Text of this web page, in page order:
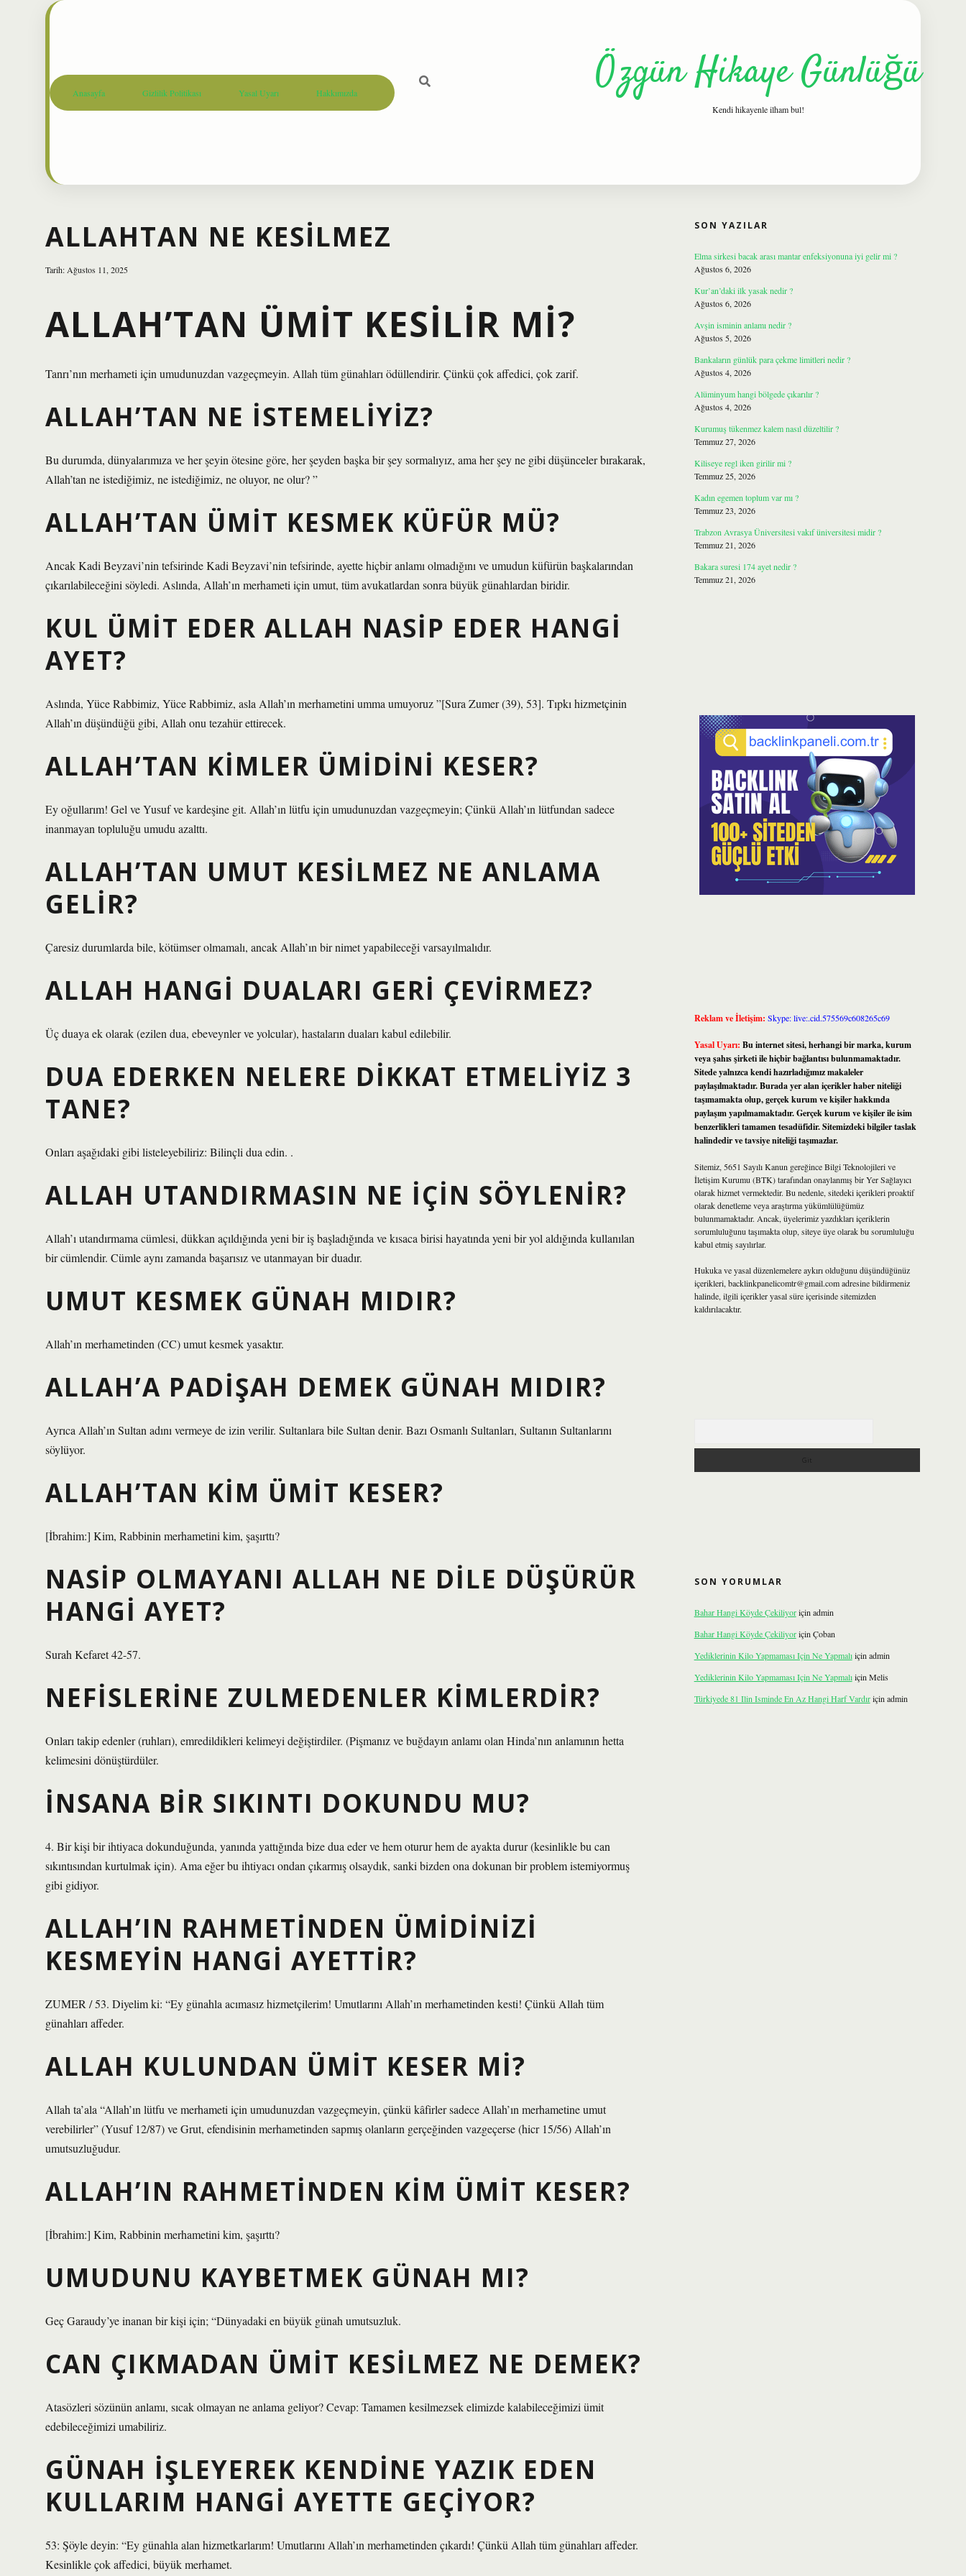
Anasayfa Gizlilik Politikası Yasal Uyarı Hakkımızda Özgün Hikaye Günlüğü
Kendi hikayenle ilham bul!
ALLAHTAN NE KESILMEZ
Tarih: Ağustos 11, 2025
ALLAH’TAN ÜMIT KESILIR MI?
Tanrı’nın merhameti için umudunuzdan vazgeçmeyin. Allah tüm günahları ödüllendirir. Çünkü çok affedici, çok zarif.
ALLAH’TAN NE ISTEMELIYIZ?
Bu durumda, dünyalarımıza ve her şeyin ötesine göre, her şeyden başka bir şey sormalıyız, ama her şey ne gibi düşünceler bırakarak,
Allah’tan ne istediğimiz, ne istediğimiz, ne oluyor, ne olur? ”
ALLAH’TAN ÜMIT KESMEK KÜFÜR MÜ?
Ancak Kadi Beyzavi’nin tefsirinde Kadi Beyzavi’nin tefsirinde, ayette hiçbir anlamı olmadığını ve umudun küfürün başkalarından
çıkarılabileceğini söyledi. Aslında, Allah’ın merhameti için umut, tüm avukatlardan sonra büyük günahlardan biridir.
KUL ÜMIT EDER ALLAH NASIP EDER HANGI
AYET?
Aslında, Yüce Rabbimiz, Yüce Rabbimiz, asla Allah’ın merhametini umma umuyoruz ”[Sura Zumer (39), 53]. Tıpkı hizmetçinin
Allah’ın düşündüğü gibi, Allah onu tezahür ettirecek.
ALLAH’TAN KIMLER ÜMIDINI KESER?
Ey oğullarım! Gel ve Yusuf ve kardeşine git. Allah’ın lütfu için umudunuzdan vazgeçmeyin; Çünkü Allah’ın lütfundan sadece
inanmayan topluluğu umudu azalttı.
ALLAH’TAN UMUT KESILMEZ NE ANLAMA
GELIR?
Çaresiz durumlarda bile, kötümser olmamalı, ancak Allah’ın bir nimet yapabileceği varsayılmalıdır.
ALLAH HANGI DUALARI GERI ÇEVIRMEZ?
Üç duaya ek olarak (ezilen dua, ebeveynler ve yolcular), hastaların duaları kabul edilebilir.
DUA EDERKEN NELERE DIKKAT ETMELIYIZ 3
TANE?
Onları aşağıdaki gibi listeleyebiliriz: Bilinçli dua edin. .
ALLAH UTANDIRMASIN NE IÇIN SÖYLENIR?
Allah’ı utandırmama cümlesi, dükkan açıldığında yeni bir iş başladığında ve kısaca birisi hayatında yeni bir yol aldığında kullanılan
bir cümlendir. Cümle aynı zamanda başarısız ve utanmayan bir duadır.
UMUT KESMEK GÜNAH MIDIR?
Allah’ın merhametinden (CC) umut kesmek yasaktır.
ALLAH’A PADIŞAH DEMEK GÜNAH MIDIR?
Ayrıca Allah’ın Sultan adını vermeye de izin verilir. Sultanlara bile Sultan denir. Bazı Osmanlı Sultanları, Sultanın Sultanlarını
söylüyor.
ALLAH’TAN KIM ÜMIT KESER?
[İbrahim:] Kim, Rabbinin merhametini kim, şaşırttı?
NASIP OLMAYANI ALLAH NE DILE DÜŞÜRÜR
HANGI AYET?
Surah Kefaret 42-57.
NEFISLERINE ZULMEDENLER KIMLERDIR?
Onları takip edenler (ruhları), emredildikleri kelimeyi değiştirdiler. (Pişmanız ve buğdayın anlamı olan Hinda’nın anlamının hetta
kelimesini dönüştürdüler.
İNSANA BIR SIKINTI DOKUNDU MU?
4. Bir kişi bir ihtiyaca dokunduğunda, yanında yattığında bize dua eder ve hem oturur hem de ayakta durur (kesinlikle bu can
sıkıntısından kurtulmak için). Ama eğer bu ihtiyacı ondan çıkarmış olsaydık, sanki bizden ona dokunan bir problem istemiyormuş
gibi gidiyor.
ALLAH’IN RAHMETINDEN ÜMIDINIZI
KESMEYIN HANGI AYETTIR?
ZUMER / 53. Diyelim ki: “Ey günahla acımasız hizmetçilerim! Umutlarını Allah’ın merhametinden kesti! Çünkü Allah tüm
günahları affeder.
ALLAH KULUNDAN ÜMIT KESER MI?
Allah ta’ala “Allah’ın lütfu ve merhameti için umudunuzdan vazgeçmeyin, çünkü kâfirler sadece Allah’ın merhametine umut
verebilirler” (Yusuf 12/87) ve Grut, efendisinin merhametinden sapmış olanların gerçeğinden vazgeçerse (hicr 15/56) Allah’ın
umutsuzluğudur.
ALLAH’IN RAHMETINDEN KIM ÜMIT KESER?
[İbrahim:] Kim, Rabbinin merhametini kim, şaşırttı?
UMUDUNU KAYBETMEK GÜNAH MI?
Geç Garaudy’ye inanan bir kişi için; “Dünyadaki en büyük günah umutsuzluk.
CAN ÇIKMADAN ÜMIT KESILMEZ NE DEMEK?
Atasözleri sözünün anlamı, sıcak olmayan ne anlama geliyor? Cevap: Tamamen kesilmezsek elimizde kalabileceğimizi ümit
edebileceğimizi umabiliriz.
GÜNAH IŞLEYEREK KENDINE YAZIK EDEN
KULLARIM HANGI AYETTE GEÇIYOR?
53: Şöyle deyin: “Ey günahla alan hizmetkarlarım! Umutlarını Allah’ın merhametinden çıkardı! Çünkü Allah tüm günahları affeder.
Kesinlikle çok affedici, büyük merhamet.
SON YAZILAR
Elma sirkesi bacak arası mantar enfeksiyonuna iyi gelir mi ?
Ağustos 6, 2026
Kur’an’daki ilk yasak nedir ?
Ağustos 6, 2026
Avşin isminin anlamı nedir ?
Ağustos 5, 2026
Bankaların günlük para çekme limitleri nedir ?
Ağustos 4, 2026
Alüminyum hangi bölgede çıkarılır ?
Ağustos 4, 2026
Kurumuş tükenmez kalem nasıl düzeltilir ?
Temmuz 27, 2026
Kiliseye regl iken girilir mi ?
Temmuz 25, 2026
Kadın egemen toplum var mı ?
Temmuz 23, 2026
Trabzon Avrasya Üniversitesi vakıf üniversitesi midir ?
Temmuz 21, 2026
Bakara suresi 174 ayet nedir ?
Temmuz 21, 2026
Reklam ve İletişim: Skype: live:.cid.575569c608265c69
Yasal Uyarı: Bu internet sitesi, herhangi bir marka, kurum
veya şahıs şirketi ile hiçbir bağlantısı bulunmamaktadır.
Sitede yalnızca kendi hazırladığımız makaleler
paylaşılmaktadır. Burada yer alan içerikler haber niteliği
taşımamakta olup, gerçek kurum ve kişiler hakkında
paylaşım yapılmamaktadır. Gerçek kurum ve kişiler ile isim
benzerlikleri tamamen tesadüfidir. Sitemizdeki bilgiler taslak
halindedir ve tavsiye niteliği taşımazlar.
Sitemiz, 5651 Sayılı Kanun gereğince Bilgi Teknolojileri ve
İletişim Kurumu (BTK) tarafından onaylanmış bir Yer Sağlayıcı
olarak hizmet vermektedir. Bu nedenle, sitedeki içerikleri proaktif
olarak denetleme veya araştırma yükümlülüğümüz
bulunmamaktadır. Ancak, üyelerimiz yazdıkları içeriklerin
sorumluluğunu taşımakta olup, siteye üye olarak bu sorumluluğu
kabul etmiş sayılırlar.
Hukuka ve yasal düzenlemelere aykırı olduğunu düşündüğünüz
içerikleri, backlinkpanelicomtr@gmail.comadresine bildirmeniz
halinde, ilgili içerikler yasal süre içerisinde sitemizden
kaldırılacaktır.
SON YORUMLAR
Bahar Hangi Köyde Çekiliyoriçin admin
Bahar Hangi Köyde Çekiliyoriçin Çoban
Yediklerinin Kilo Yapmaması Için Ne Yapmalıiçin admin
Yediklerinin Kilo Yapmaması Için Ne Yapmalıiçin Melis
Türkiyede 81 Ilin Isminde En Az Hangi Harf Vardıriçin admin